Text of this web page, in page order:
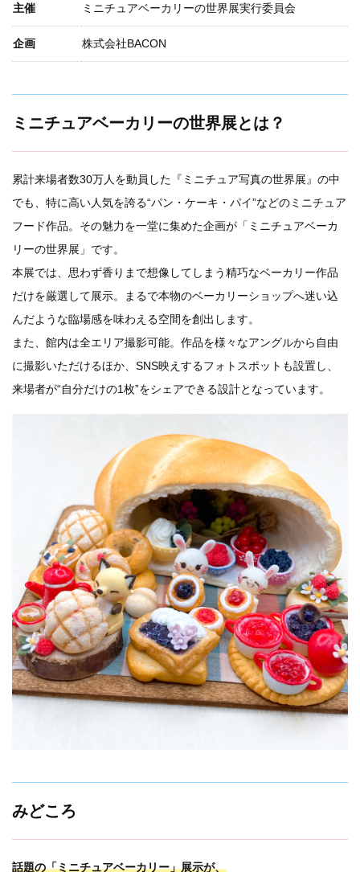
主催 ミニチュアベーカリーの世界展実行委員会
企画 株式会社BACON
ミニチュアベーカリーの世界展とは？
累計来場者数30万人を動員した『ミニチュア写真の世界展』の中
でも、特に高い人気を誇る“パン・ケーキ・パイ”などのミニチュア
フード作品。その魅力を一堂に集めた企画が「ミニチュアベーカ
リーの世界展」です。
本展では、思わず香りまで想像してしまう精巧なベーカリー作品
だけを厳選して展示。まるで本物のベーカリーショップへ迷い込
んだような臨場感を味わえる空間を創出します。
また、館内は全エリア撮影可能。作品を様々なアングルから自由
に撮影いただけるほか、SNS映えするフォトスポットも設置し、
来場者が“自分だけの1枚”をシェアできる設計となっています。
みどころ
話題の「ミニチュアベーカリー」展示が、